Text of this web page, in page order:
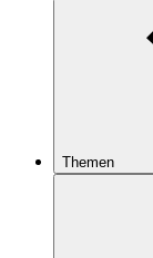
Themen